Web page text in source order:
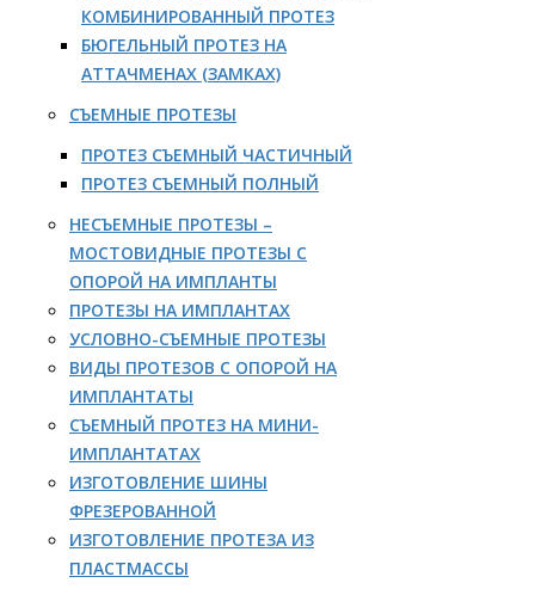
КОМБИНИРОВАННЫЙ ПРОТЕЗ
БЮГЕЛЬНЫЙ ПРОТЕЗ НА
АТТАЧМЕНАХ (ЗАМКАХ)
СЪЕМНЫЕ ПРОТЕЗЫ
ПРОТЕЗ СЪЕМНЫЙ ЧАСТИЧНЫЙ
ПРОТЕЗ СЪЕМНЫЙ ПОЛНЫЙ
НЕСЪЕМНЫЕ ПРОТЕЗЫ –
МОСТОВИДНЫЕ ПРОТЕЗЫ С
ОПОРОЙ НА ИМПЛАНТЫ
ПРОТЕЗЫ НА ИМПЛАНТАХ
УСЛОВНО-СЪЕМНЫЕ ПРОТЕЗЫ
ВИДЫ ПРОТЕЗОВ С ОПОРОЙ НА
ИМПЛАНТАТЫ
СЪЕМНЫЙ ПРОТЕЗ НА МИНИ-
ИМПЛАНТАТАХ
ИЗГОТОВЛЕНИЕ ШИНЫ
ФРЕЗЕРОВАННОЙ
ИЗГОТОВЛЕНИЕ ПРОТЕЗА ИЗ
ПЛАСТМАССЫ